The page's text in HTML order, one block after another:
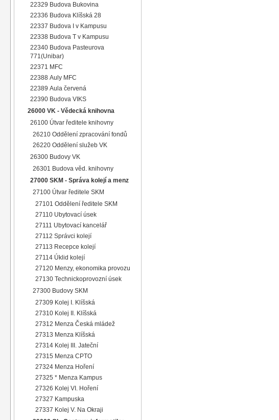
22329 Budova Bukovina
22336 Budova Klíšská 28
22337 Budova I v Kampusu
22338 Budova T v Kampusu
22340 Budova Pasteurova
771(Unibar)
22371 MFC
22388 Auly MFC
22389 Aula červená
22390 Budova VIKS
26000 VK - Vědecká knihovna
26100 Útvar ředitele knihovny
26210 Oddělení zpracování fondů
26220 Oddělení služeb VK
26300 Budovy VK
26301 Budova věd. knihovny
27000 SKM - Správa kolejí a menz
27100 Útvar ředitele SKM
27101 Oddělení ředitele SKM
27110 Ubytovací úsek
27111 Ubytovací kancelář
27112 Správci kolejí
27113 Recepce kolejí
27114 Úklid kolejí
27120 Menzy, ekonomika provozu
27130 Technickoprovozní úsek
27300 Budovy SKM
27309 Kolej I. Klíšská
27310 Kolej II. Klíšská
27312 Menza Česká mládež
27313 Menza Klíšská
27314 Kolej III. Jateční
27315 Menza CPTO
27324 Menza Hoření
27325 * Menza Kampus
27326 Kolej VI. Hoření
27327 Kampuska
27337 Kolej V. Na Okraji